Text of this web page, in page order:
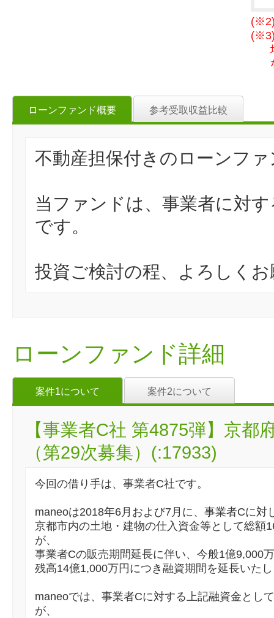
(※2)
(※3)
ローンファンド概要 参考受取収益比較
不動産担保付きのローンフ
当ファンドは、事業者に対
です。
投資ご検討の程、よろしく
ローンファンド詳細
案件1について 案件2について
【事業者C社 第4875弾】京
（第29次募集）(:17933)
今回の借り手は、事業者C社です。
maneoは2018年6月および7月に、事業者Cに対
京都市内の土地・建物の仕入資金等として総額
が、
事業者Cの販売期間延長に伴い、今般1億9,000
残高14億1,000万円につき融資期間を延長いた
maneoでは、事業者Cに対する上記融資金とし
が、